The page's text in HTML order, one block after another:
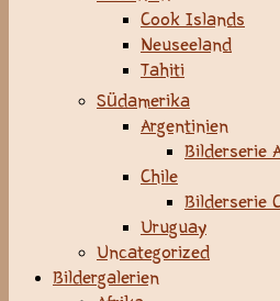
Cook Islands
Neuseeland
Tahiti
Südamerika
Argentinien
Bilderserie
Chile
Bilderserie
Uruguay
Uncategorized
Bildergalerien